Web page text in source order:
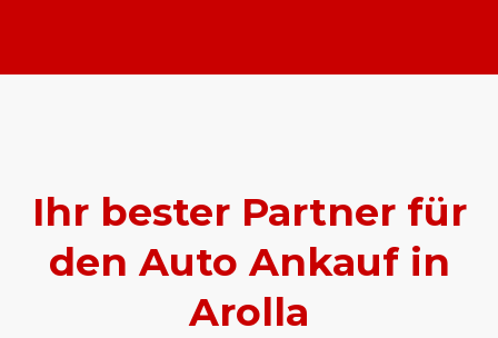
Ihr bester Partner für
den Auto Ankauf in
Arolla